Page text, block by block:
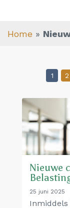
Home »
1 2
Nieuwe
25 juni 2025
Inmiddels